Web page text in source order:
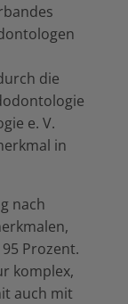
die
e. V.
in
nach
Prozent.
komplex,
auch mit